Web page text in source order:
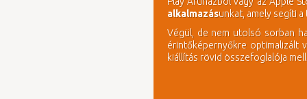
alkalmazásunkat, amely segíti
Végül, de nem utolsó sorban
érintőképernyőkre optimalizált
kiállítás rövid összefoglalója